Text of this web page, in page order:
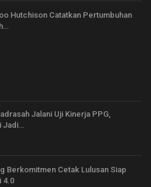
Hutchison Catatkan Pertumbuhan
Jalani Uji Kinerja PPG,
Berkomitmen Cetak Lulusan Siap
4.0